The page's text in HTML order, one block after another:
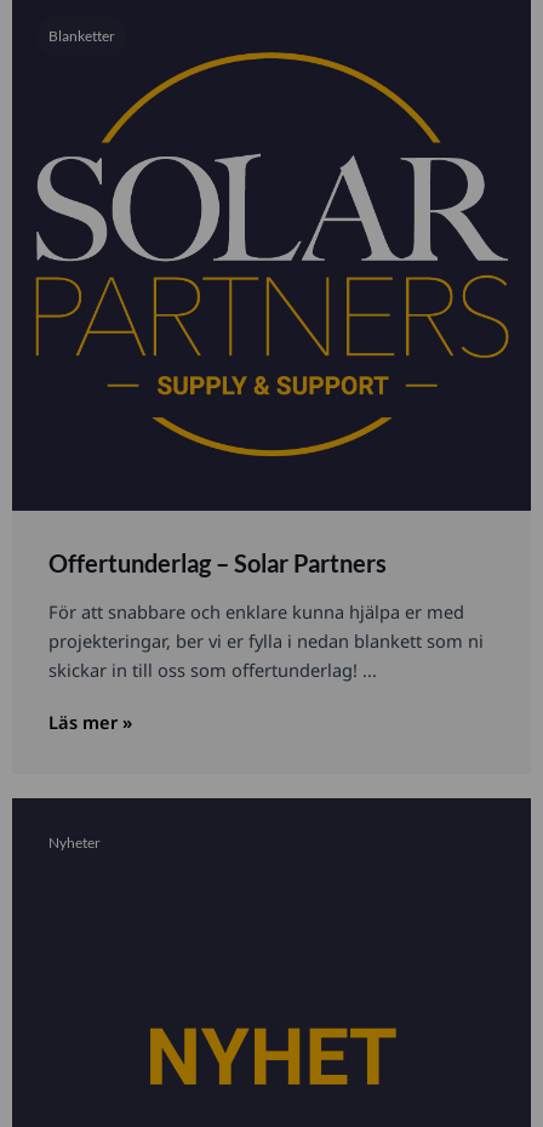
Blanketter
Offertunderlag – Solar Partners
För att snabbare och enklare kunna hjälpa er med
projekteringar, ber vi er fylla i nedan blankett som ni
skickar in till oss som offertunderlag! ...
Läs mer »
Nyheter